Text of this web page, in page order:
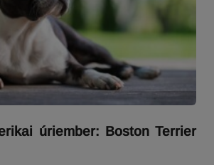
úriember: Boston Terrier